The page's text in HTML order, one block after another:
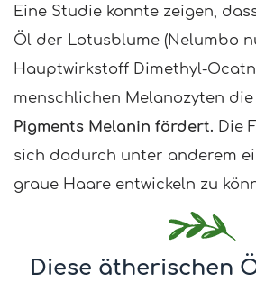
Eine Studie konnte zeigen,
Öl der Lotusblume (Nelumbo
Hauptwirkstoff Dimethyl-
menschlichen Melanozyten die
Pigments Melanin fördert. Die
sich dadurch unter anderem
graue Haare entwickeln zu
Diese ätherischen